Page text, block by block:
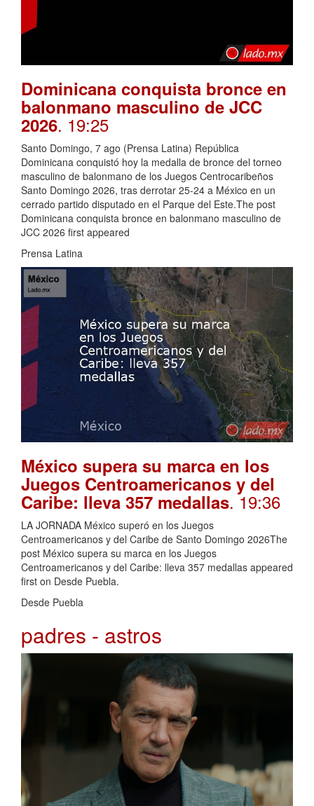
Dominicana conquista bronce en
balonmano masculino de JCC
2026. 19:25
Santo Domingo, 7 ago (Prensa Latina) República
Dominicana conquistó hoy la medalla de bronce del torneo
masculino de balonmano de los Juegos Centrocaribeños
Santo Domingo 2026, tras derrotar 25-24 a México en un
cerrado partido disputado en el Parque del Este.The post
Dominicana conquista bronce en balonmano masculino de
JCC 2026 first appeared
Prensa Latina
México supera su marca en los
Juegos Centroamericanos y del
Caribe: lleva 357 medallas. 19:36
LA JORNADA México superó en los Juegos
Centroamericanos y del Caribe de Santo Domingo 2026The
post México supera su marca en los Juegos
Centroamericanos y del Caribe: lleva 357 medallas appeared
first on Desde Puebla.
Desde Puebla
padres - astros